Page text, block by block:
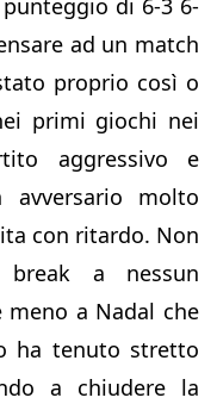
di 6-3 6-
ad un match
proprio così o
primi giochi nei
aggressivo e
avversario molto
con ritardo. Non
a nessun
a Nadal che
ha tenuto stretto
a chiudere la